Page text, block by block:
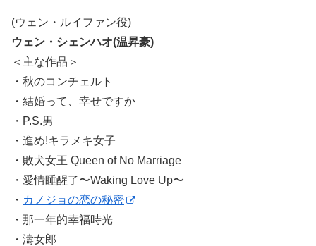
(ウェン・ルイファン役)
ウェン・シェンハオ(温昇豪)
＜主な作品＞
・秋のコンチェルト
・結婚って、幸せですか
・P.S.男
・進め!キラメキ女子
・敗犬女王 Queen of No Marriage
・愛情睡醒了〜Waking Love Up〜
・ カノジョの恋の秘密
・那一年的幸福時光
・濤女郎